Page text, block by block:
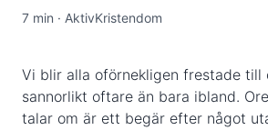
7 min · AktivKristendom
Vi blir alla oförnekligen frestade till
sannorlikt oftare än bara ibland.
talar om är ett begär efter något